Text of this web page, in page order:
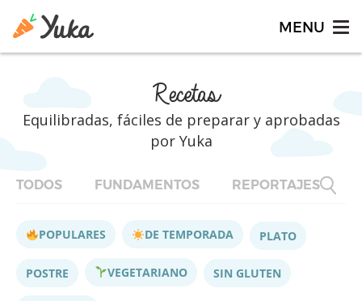
Recetas
Equilibradas, fáciles de preparar y aprobadas
por Yuka
TODOS FUNDAMENTOS REPORTAJES
POPULARES DE TEMPORADA PLATO
POSTRE VEGETARIANO SIN GLUTEN